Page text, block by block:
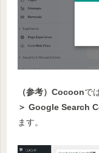
（参考）Cocoonで
＞ Google Search
ます。